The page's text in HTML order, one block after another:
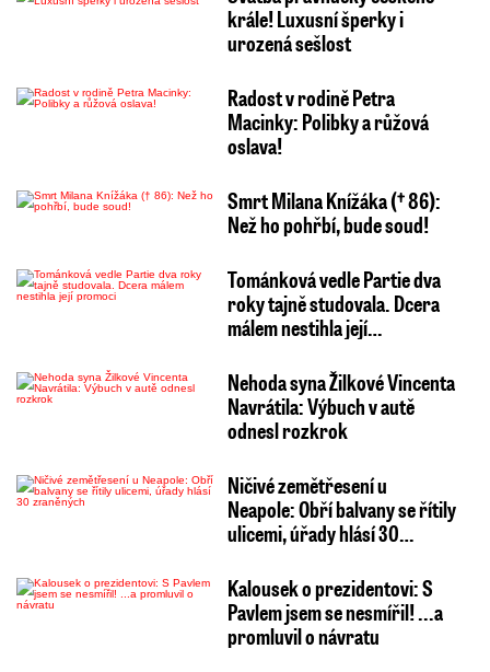
krále! Luxusní šperky i
urozená sešlost
Radost v rodině Petra
Macinky: Polibky a růžová
oslava!
Smrt Milana Knížáka († 86):
Než ho pohřbí, bude soud!
Tománková vedle Partie dva
roky tajně studovala. Dcera
málem nestihla její…
Nehoda syna Žilkové Vincenta
Navrátila: Výbuch v autě
odnesl rozkrok
Ničivé zemětřesení u
Neapole: Obří balvany se řítily
ulicemi, úřady hlásí 30…
Kalousek o prezidentovi: S
Pavlem jsem se nesmířil! ...a
promluvil o návratu